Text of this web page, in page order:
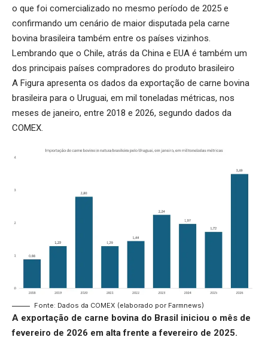
o que foi comercializado no mesmo período de 2025 e
confirmando um cenário de maior disputada pela carne
bovina brasileira também entre os países vizinhos.
Lembrando que o Chile, atrás da China e EUA é também um
dos principais países compradores do produto brasileiro
A Figura apresenta os dados da exportação de carne bovina
brasileira para o Uruguai, em mil toneladas métricas, nos
meses de janeiro, entre 2018 e 2026, segundo dados da
COMEX.
Fonte: Dados da COMEX (elaborado por Farmnews)
A exportação de carne bovina do Brasil iniciou o mês de
fevereiro de 2026 em alta frente a fevereiro de 2025.